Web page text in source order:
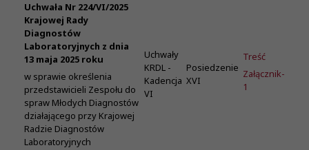
Uchwała Nr 224/VI/2025
Krajowej Rady
Diagnostów
Laboratoryjnych z dnia
13 maja 2025 roku
w sprawie określenia
przedstawicieli Zespołu do
spraw Młodych Diagnostów
działającego przy Krajowej
Radzie Diagnostów
Laboratoryjnych
Uchwały
KRDL -
Kadencja
VI
Posiedzenie
XVI
Treść
Załącznik-
1